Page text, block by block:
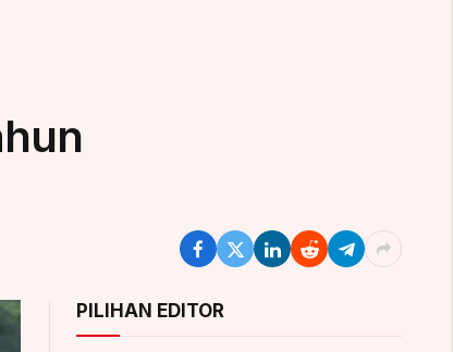
PILIHAN EDITOR